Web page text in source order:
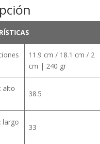
11.9 cm / 18.1 cm / 2
cm | 240 gr
alto
38.5
largo
33